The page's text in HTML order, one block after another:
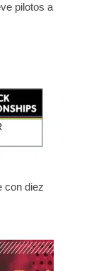
pilotos a
con diez